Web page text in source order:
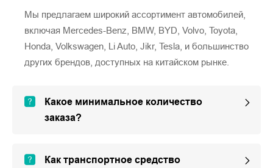
Мы предлагаем широкий ассортимент автомобилей,
включая Mercedes-Benz, BMW, BYD, Volvo, Toyota,
Honda, Volkswagen, Li Auto, Jikr, Tesla, и большинство
других брендов, доступных на китайском рынке.
Какое минимальное количество
заказа?
Как транспортное средство